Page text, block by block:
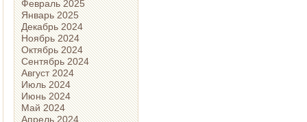
Февраль 2025
Январь 2025
Декабрь 2024
Ноябрь 2024
Октябрь 2024
Сентябрь 2024
Август 2024
Июль 2024
Июнь 2024
Май 2024
Апрель 2024